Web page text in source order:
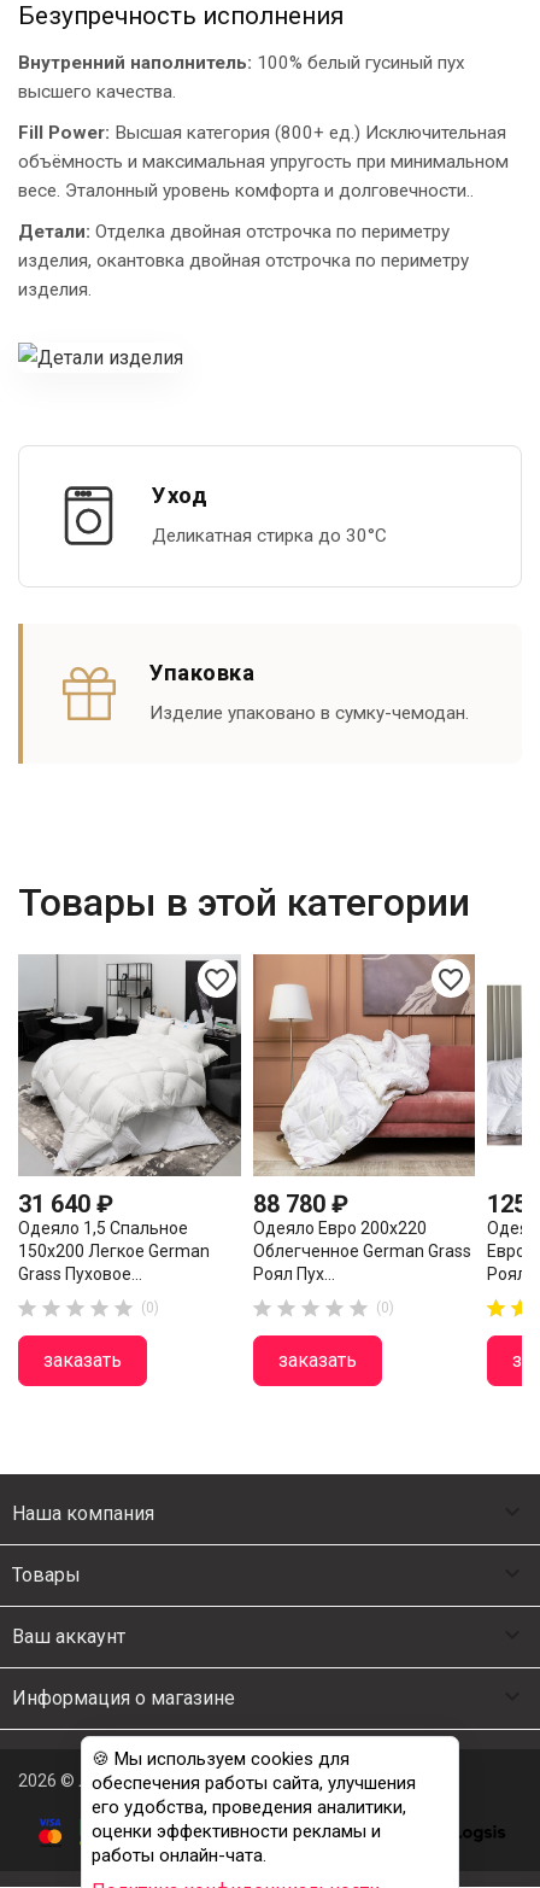
Безупречность исполнения
Внутренний наполнитель: 100% белый гусиный пух
высшего качества.
Fill Power: Высшая категория (800+ ед.) Исключительная
объёмность и максимальная упругость при минимальном
весе. Эталонный уровень комфорта и долговечности..
Детали: Отделка двойная отстрочка по периметру
изделия, окантовка двойная отстрочка по периметру
изделия.
Уход
Деликатная стирка до 30°С
Упаковка
Изделие упаковано в сумку-чемодан.
Товары в этой категории
favorite_border
31 640 ₽
Одеяло 1,5 Спальное
150х200 Легкое German
Grass Пуховое...
     (0)
заказать
favorite_border
88 780 ₽
Одеяло Евро 200х220
Облегченное German Grass
Роял Пух...
     (0)
заказать
125
Евро
Роял...


Наша компания
Товары
Ваш аккаунт
Информация о магазине
2026 © Люкс Постель
🍪 Мы используем cookies для
обеспечения работы сайта, улучшения
его удобства, проведения аналитики,
оценки эффективности рекламы и
работы онлайн-чата.